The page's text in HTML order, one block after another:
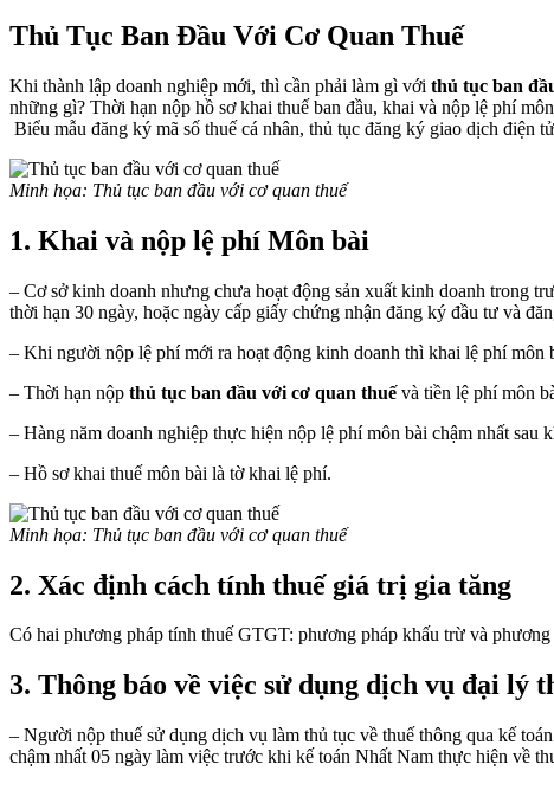
Thủ Tục Ban Đầu Với Cơ Quan Thuế
Khi thành lập doanh nghiệp mới, thì cần phải làm gì với thủ tục ban
những gì? Thời hạn nộp hồ sơ khai thuế ban đầu, khai và nộp lệ phí
Biểu mẫu đăng ký mã số thuế cá nhân, thủ tục đăng ký giao dịch điện
Minh họa: Thủ tục ban đầu với cơ quan thuế
1. Khai và nộp lệ phí Môn bài
– Cơ sở kinh doanh nhưng chưa hoạt động sản xuất kinh doanh trong
thời hạn 30 ngày, hoặc ngày cấp giấy chứng nhận đăng ký đầu tư và
– Khi người nộp lệ phí mới ra hoạt động kinh doanh thì khai lệ phí môn
– Thời hạn nộp thủ tục ban đầu với cơ quan thuếvà tiền lệ phí môn
– Hàng năm doanh nghiệp thực hiện nộp lệ phí môn bài chậm nhất sau
– Hồ sơ khai thuế môn bài là tờ khai lệ phí.
Minh họa: Thủ tục ban đầu với cơ quan thuế
2. Xác định cách tính thuế giá trị gia tăng
Có hai phương pháp tính thuế GTGT: phương pháp khấu trừ và phương
3. Thông báo về việc sử dụng dịch vụ đại lý
– Người nộp thuế sử dụng dịch vụ làm thủ tục về thuế thông qua kế
chậm nhất 05 ngày làm việc trước khi kế toán Nhất Nam thực hiện về